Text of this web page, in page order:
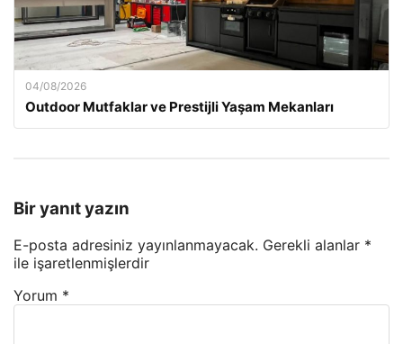
04/08/2026
Outdoor Mutfaklar ve Prestijli Yaşam Mekanları
Bir yanıt yazın
E-posta adresiniz yayınlanmayacak. Gerekli alanlar *
ile işaretlenmişlerdir
Yorum *